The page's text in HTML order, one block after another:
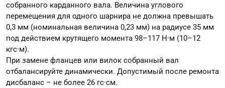
собранного карданного вала. Величина углового
перемещения для одного шарнира не должна превышать
0,3 мм (номинальная величина 0,23 мм) на радиусе 35 мм
под действием крутящего момента 98–117 Н·м (10–12
кгс·м).
При замене фланцев или вилок собранный вал
отбалансируйте динамически. Допустимый после ремонта
дисбаланс – не более 26 гс·см.